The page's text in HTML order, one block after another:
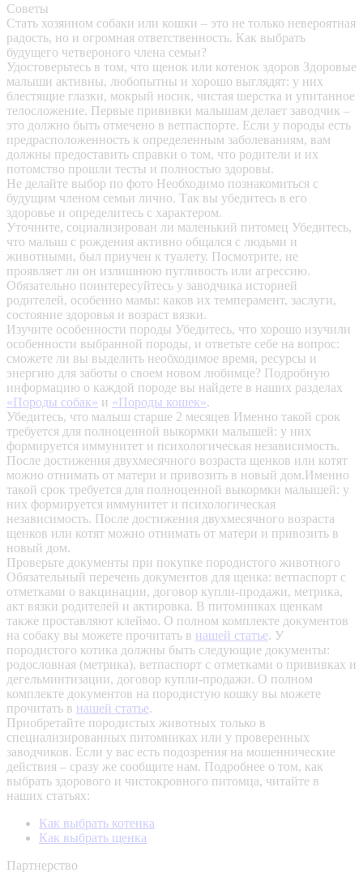
Советы
Стать хозяином собаки или кошки – это не только невероятная
радость, но и огромная ответственность. Как выбрать
будущего четвероного члена семьи?
Удостоверьтесь в том, что щенок или котенок здоров Здоровые
малыши активны, любопытны и хорошо выглядят: у них
блестящие глазки, мокрый носик, чистая шерстка и упитанное
телосложение. Первые прививки малышам делает заводчик –
это должно быть отмечено в ветпаспорте. Если у породы есть
предрасположенность к определенным заболеваниям, вам
должны предоставить справки о том, что родители и их
потомство прошли тесты и полностью здоровы.
Не делайте выбор по фото Необходимо познакомиться с
будущим членом семьи лично. Так вы убедитесь в его
здоровье и определитесь с характером.
Уточните, социализирован ли маленький питомец Убедитесь,
что малыш с рождения активно общался с людьми и
животными, был приучен к туалету. Посмотрите, не
проявляет ли он излишнюю пугливость или агрессию.
Обязательно поинтересуйтесь у заводчика историей
родителей, особенно мамы: каков их темперамент, заслуги,
состояние здоровья и возраст вязки.
Изучите особенности породы Убедитесь, что хорошо изучили
особенности выбранной породы, и ответьте себе на вопрос:
сможете ли вы выделить необходимое время, ресурсы и
энергию для заботы о своем новом любимце? Подробную
информацию о каждой породе вы найдете в наших разделах
«Породы собак» и «Породы кошек».
Убедитесь, что малыш старше 2 месяцев Именно такой срок
требуется для полноценной выкормки малышей: у них
формируется иммунитет и психологическая независимость.
После достижения двухмесячного возраста щенков или котят
можно отнимать от матери и привозить в новый дом.Именно
такой срок требуется для полноценной выкормки малышей: у
них формируется иммунитет и психологическая
независимость. После достижения двухмесячного возраста
щенков или котят можно отнимать от матери и привозить в
новый дом.
Проверьте документы при покупке породистого животного
Обязательный перечень документов для щенка: ветпаспорт с
отметками о вакцинации, договор купли-продажи, метрика,
акт вязки родителей и актировка. В питомниках щенкам
также проставляют клеймо. О полном комплекте документов
на собаку вы можете прочитать в нашей статье. У
породистого котика должны быть следующие документы:
родословная (метрика), ветпаспорт с отметками о прививках и
дегельминтизации, договор купли-продажи. О полном
комплекте документов на породистую кошку вы можете
прочитать в нашей статье.
Приобретайте породистых животных только в
специализированных питомниках или у проверенных
заводчиков. Если у вас есть подозрения на мошеннические
действия – сразу же сообщите нам. Подробнее о том, как
выбрать здорового и чистокровного питомца, читайте в
наших статьях:
Как выбрать котенка
Как выбрать щенка
Партнерство